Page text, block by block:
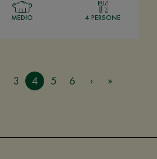
MEDIO 4 PERSONE
3 4 5 6